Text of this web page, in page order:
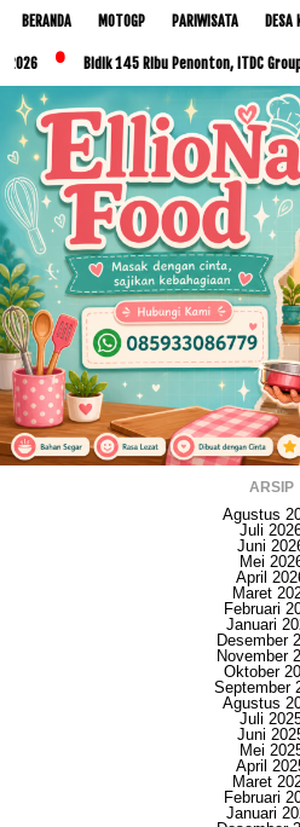
BERANDA MOTOGP PARIWISATA DESA
Bidik 145 Ribu Penonton, ITDC Group dan
ARSIP
Agustus
Juli
Juni
Mei
April
Maret
Februari
Januari
Desember
November
Oktober
September
Agustus
Juli
Juni
Mei
April
Maret
Februari
Januari